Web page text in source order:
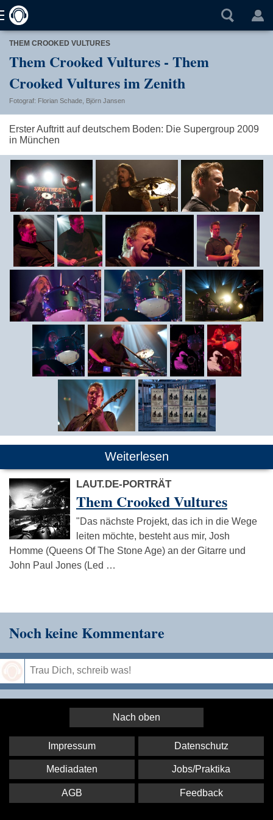
THEM CROOKED VULTURES
Them Crooked Vultures - Them
Crooked Vultures im Zenith
Fotograf: Florian Schade, Björn Jansen
Erster Auftritt auf deutschem Boden: Die Supergroup 2009
in München
Weiterlesen
LAUT.DE-PORTRÄT
Them Crooked Vultures
"Das nächste Projekt, das ich in die Wege
leiten möchte, besteht aus mir, Josh
Homme (Queens Of The Stone Age) an der Gitarre und
John Paul Jones (Led …
Noch keine Kommentare
Nach oben
Impressum Datenschutz
Mediadaten Jobs/Praktika
AGB Feedback